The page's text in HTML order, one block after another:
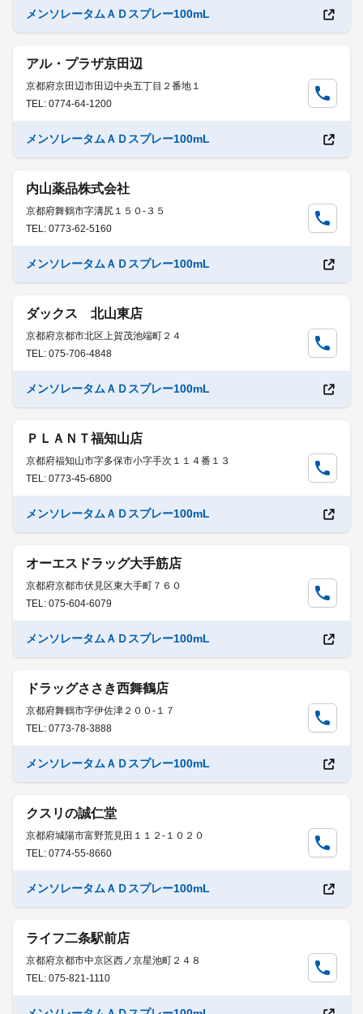
メンソレータムＡＤスプレー100mL
アル・プラザ京田辺
京都府京田辺市田辺中央五丁目２番地１
TEL: 0774-64-1200
メンソレータムＡＤスプレー100mL
内山薬品株式会社
京都府舞鶴市字溝尻１５０-３５
TEL: 0773-62-5160
メンソレータムＡＤスプレー100mL
ダックス 北山東店
京都府京都市北区上賀茂池端町２４
TEL: 075-706-4848
メンソレータムＡＤスプレー100mL
ＰＬＡＮＴ福知山店
京都府福知山市字多保市小字手次１１４番１３
TEL: 0773-45-6800
メンソレータムＡＤスプレー100mL
オーエスドラッグ大手筋店
京都府京都市伏見区東大手町７６０
TEL: 075-604-6079
メンソレータムＡＤスプレー100mL
ドラッグささき西舞鶴店
京都府舞鶴市字伊佐津２００-１７
TEL: 0773-78-3888
メンソレータムＡＤスプレー100mL
クスリの誠仁堂
京都府城陽市富野荒見田１１２-１０２０
TEL: 0774-55-8660
メンソレータムＡＤスプレー100mL
ライフ二条駅前店
京都府京都市中京区西ノ京星池町２４８
TEL: 075-821-1110